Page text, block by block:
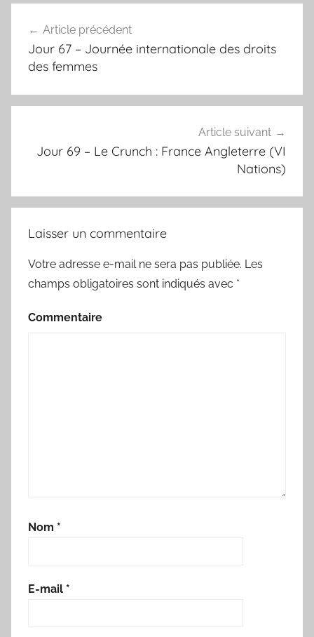
de
l’article
Article précédent
Jour 67 – Journée internationale des droits
des femmes
Article suivant
Jour 69 – Le Crunch : France Angleterre (VI
Nations)
Laisser un commentaire
Votre adresse e-mail ne sera pas publiée. Les
champs obligatoires sont indiqués avec *
Commentaire
Nom *
E-mail *